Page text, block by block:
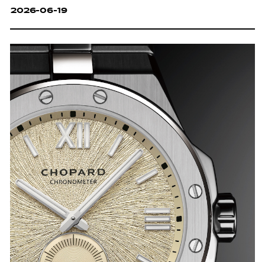
시간의 의미를 확장한다.
2026-06-19